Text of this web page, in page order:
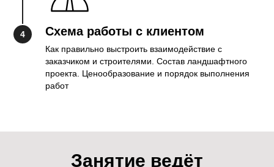
Схема работы с клиентом
Как правильно выстроить взаимодействие с
заказчиком и строителями. Состав ландшафтного
проекта. Ценообразование и порядок выполнения
работ
Занятие ведёт